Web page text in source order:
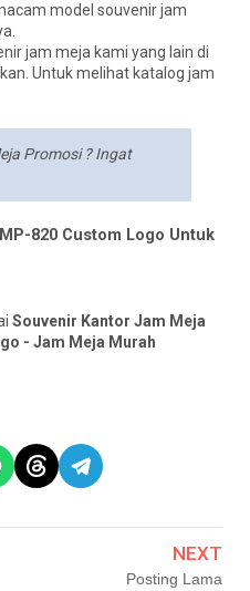
model souvenir jam
jam meja kami yang lain di
Untuk melihat katalog jam
Promosi ? Ingat
820 Custom Logo Untuk
Souvenir Kantor Jam Meja
- Jam Meja Murah
NEXT
Posting Lama